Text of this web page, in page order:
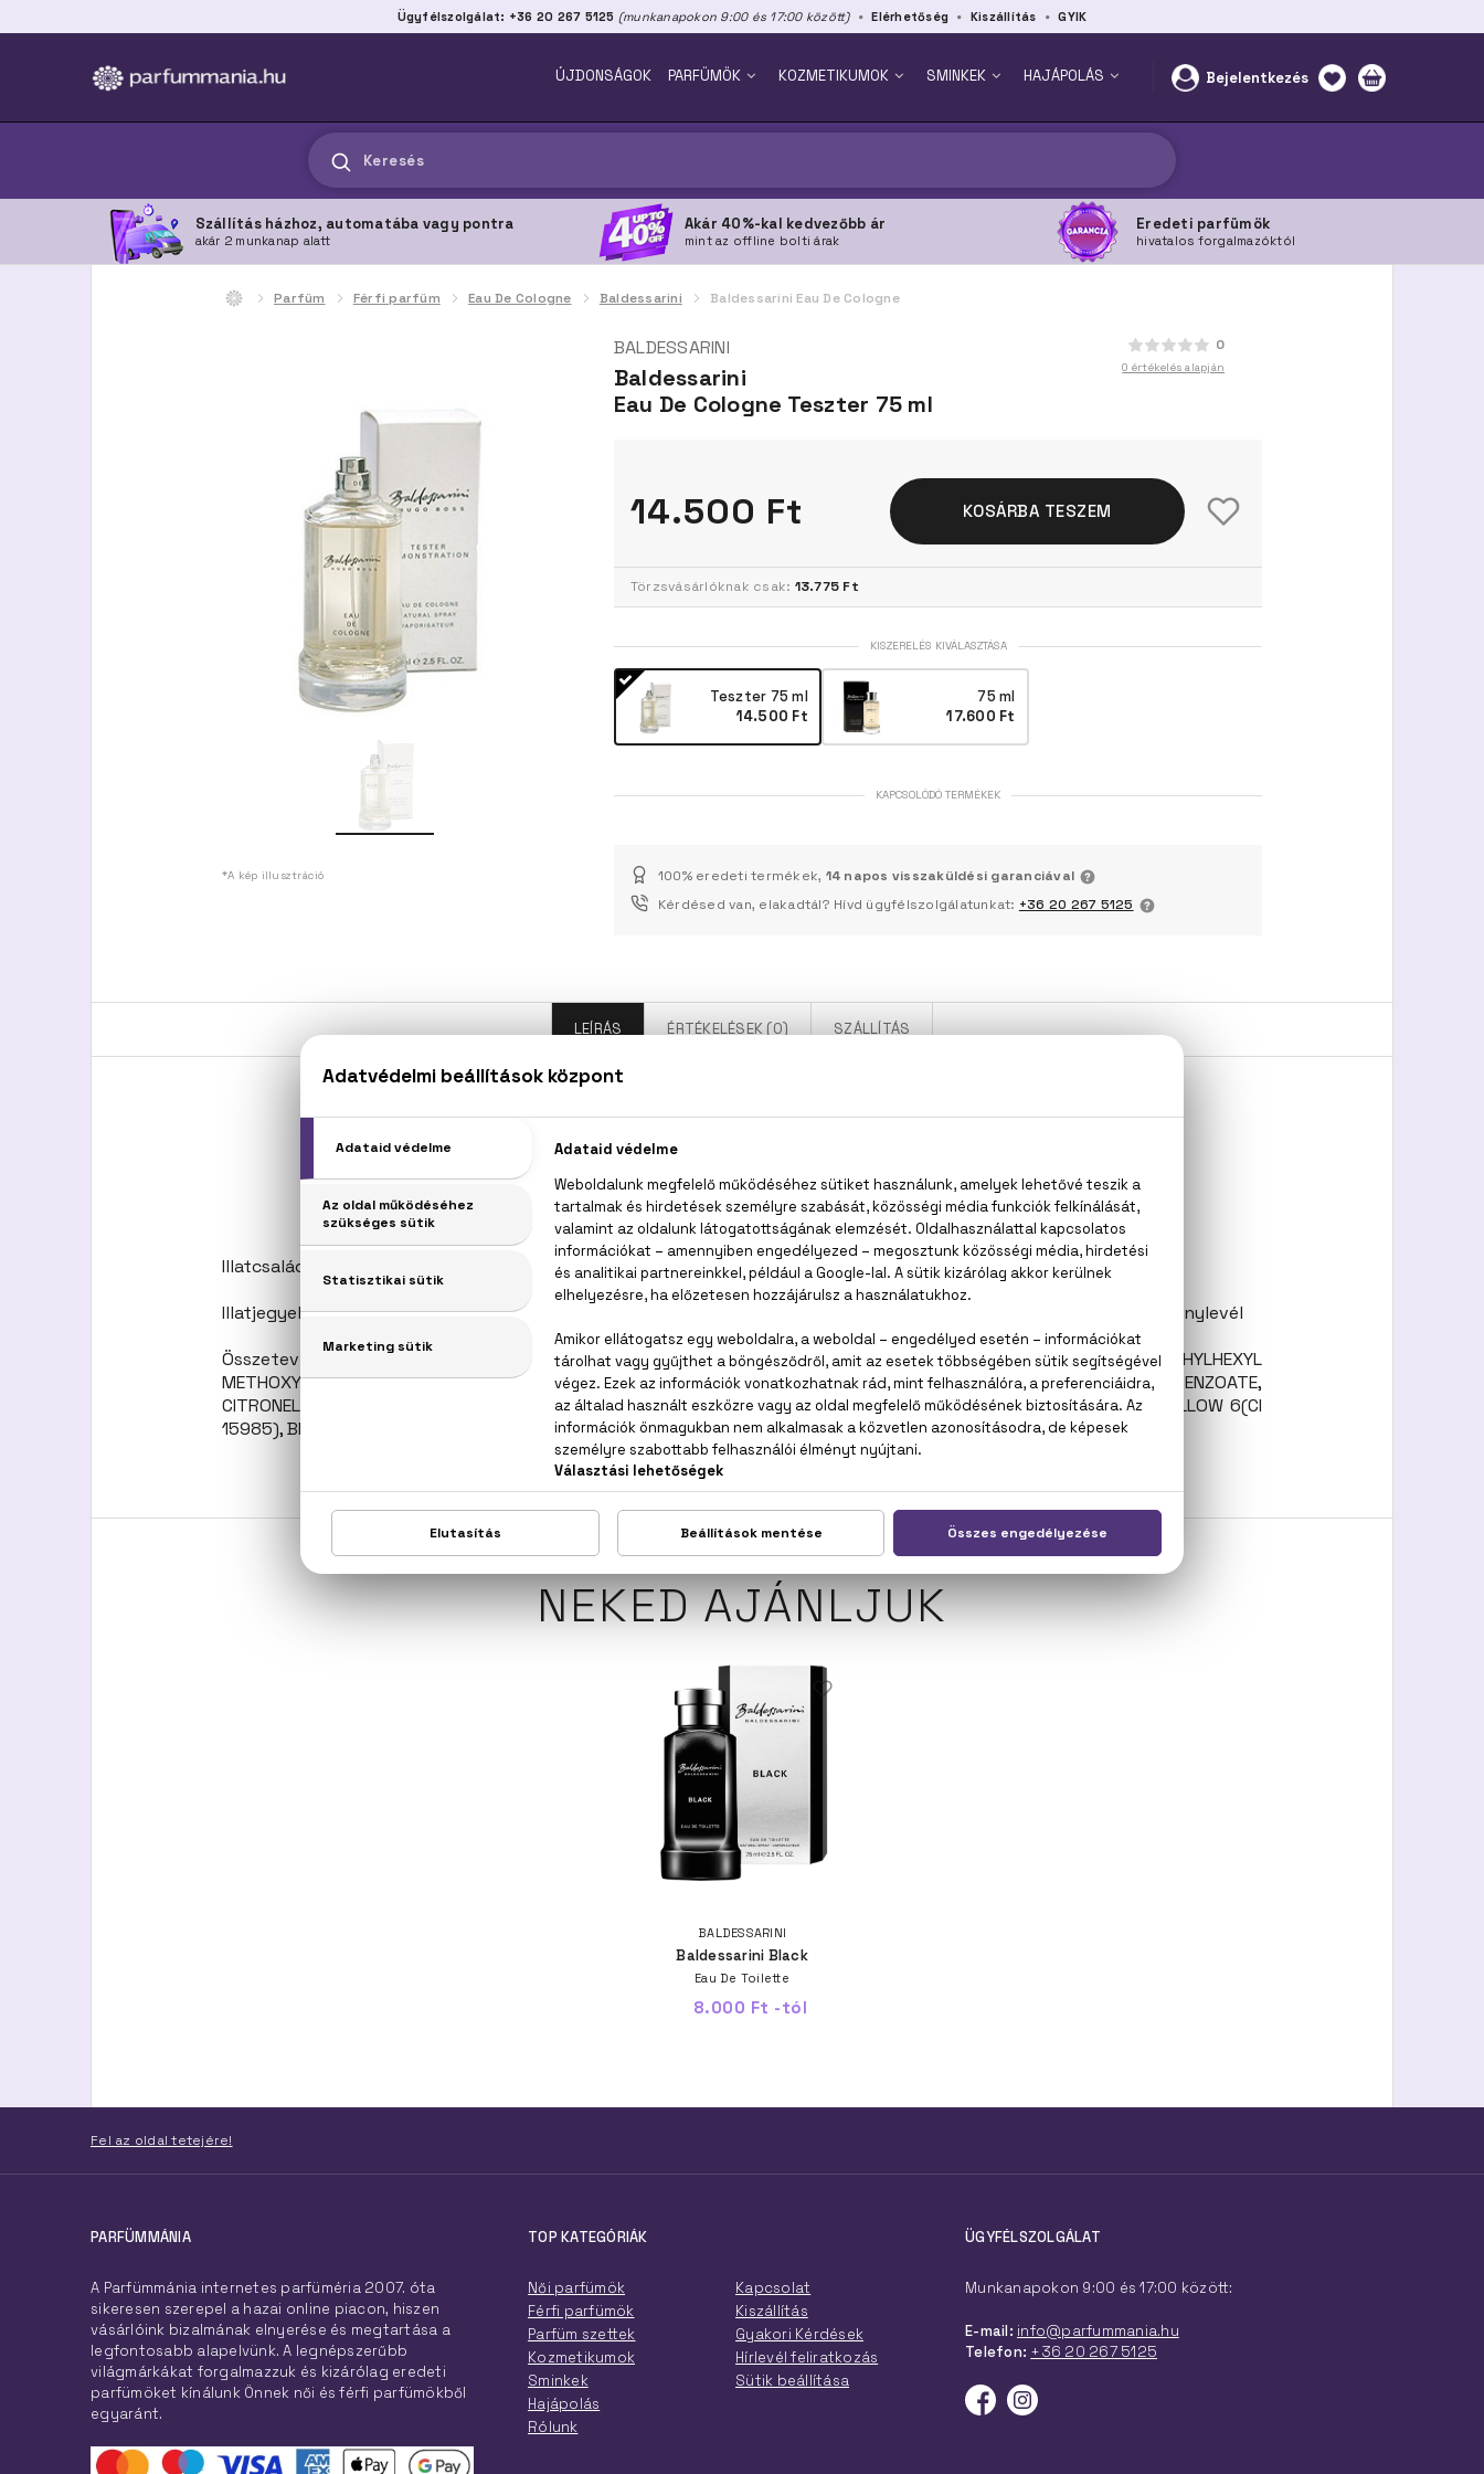
Ügyfélszolgálat: +36 20 267 5125 (munkanapokon 9:00 és 17:00 között) Elérhetőség Kiszállítás GYIK
ÚJDONSÁGOK PARFÜMÖK KOZMETIKUMOK SMINKEK HAJÁPOLÁS Bejelentkezés
Keresés
Szállítás házhoz, automatába vagy pontra
akár 2 munkanap alatt
Akár 40%-kal kedvezőbb ár
mint az offline bolti árak
Eredeti parfümök
hivatalos forgalmazóktól
Parfüm Férfi parfüm Eau De Cologne Baldessarini Baldessarini Eau De Cologne
*A kép illusztráció
0
0 értékelés alapján
BALDESSARINI
Baldessarini
Eau De Cologne Teszter 75 ml
14.500 Ft KOSÁRBA TESZEM
Törzsvásárlóknak csak: 13.775 Ft
KISZERELÉS KIVÁLASZTÁSA
Teszter 75 ml
14.500 Ft
75 ml
17.600 Ft
KAPCSOLÓDÓ TERMÉKEK
100% eredeti termékek, 14 napos visszaküldési garanciával
Kérdésed van, elakadtál? Hívd ügyfélszolgálatunkat: +36 20 267 5125
LEÍRÁS ÉRTÉKELÉSEK (0) SZÁLLÍTÁS
Baldessarini Eau De Cologne
Illatcsalád: Orientális-fűszeres
Illatjegyek: Mandarin, keserűnarancs, menta, pacsuli virág, szegfűszeg, köménymag, szantálfa, fenyő, pacsuli, dohánylevél
Összetevők: ALCOHOL, FRAGRANCE (PARFUM), WATER (AQUA), LIMONENE, BENZYL SALICYLATE, LINALOOL, ETHYLHEXYL
METHOXYCINNAMATE, DIETHYLAMINO HYDROXYBENZOYL HEXYL BENZOATE, ALPHA-ISOMETHYL IONONE, BENZYL BENZOATE,
CITRONELLOL, HYDROXYCITRONELLAL, EUGENOL,, GERANIOL, CITRAL, EXT. VIOLET 2(CI 60730), YELLOW 5(CI 19140), YELLOW 6(CI
15985), BHT.
NEKED AJÁNLJUK
BALDESSARINI
Baldessarini Black
Eau De Toilette
8.000 Ft -tól
Fel az oldal tetejére!
PARFÜMMÁNIA
A Parfümmánia internetes parfüméria 2007. óta
sikeresen szerepel a hazai online piacon, hiszen
vásárlóink bizalmának elnyerése és megtartása a
legfontosabb alapelvünk. A legnépszerűbb
világmárkákat forgalmazzuk és kizárólag eredeti
parfümöket kínálunk Önnek női és férfi parfümökből
egyaránt.
TOP KATEGÓRIÁK
Női parfümök
Férfi parfümök
Parfüm szettek
Kozmetikumok
Sminkek
Hajápolás
Rólunk
Kapcsolat
Kiszállítás
Gyakori Kérdések
Hírlevél feliratkozás
Sütik beállítása
ÜGYFÉLSZOLGÁLAT
Munkanapokon 9:00 és 17:00 között:
E-mail: info@parfummania.hu
Telefon: +36 20 267 5125